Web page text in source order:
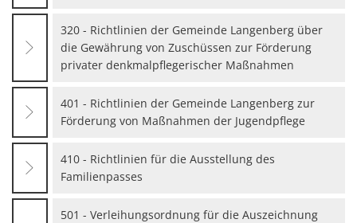
320 - Richtlinien der Gemeinde Langenberg über
die Gewährung von Zuschüssen zur Förderung
privater denkmalpflegerischer Maßnahmen
401 - Richtlinien der Gemeinde Langenberg zur
Förderung von Maßnahmen der Jugendpflege
410 - Richtlinien für die Ausstellung des
Familienpasses
501 - Verleihungsordnung für die Auszeichnung